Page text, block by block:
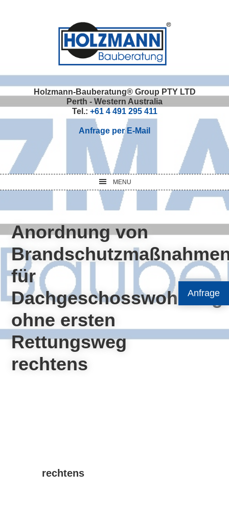
Anfrage
Holzmann-Bauberatung® Group PTY LTD
Perth - Western Australia
Tel.: +61 4 491 295 411
Anfrage per E-Mail
MENU
Anordnung von
für
Dachgeschosswohnung
ohne ersten
Rettungsweg
rechtens
rechtens